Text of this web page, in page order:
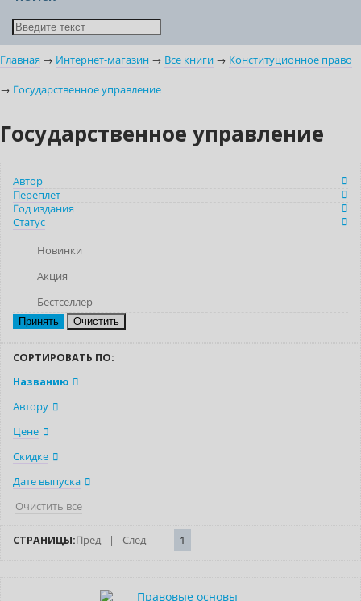
Главная → Интернет-магазин → Все книги → Конституционное право
→ Государственное управление
Государственное управление
Автор
Переплет
Год издания
Статус
Новинки
Акция
Бестселлер
Очистить
СОРТИРОВАТЬ ПО:
Названию
Автору
Цене
Скидке
Дате выпуска
Очистить все
СТРАНИЦЫ:Пред | След 1